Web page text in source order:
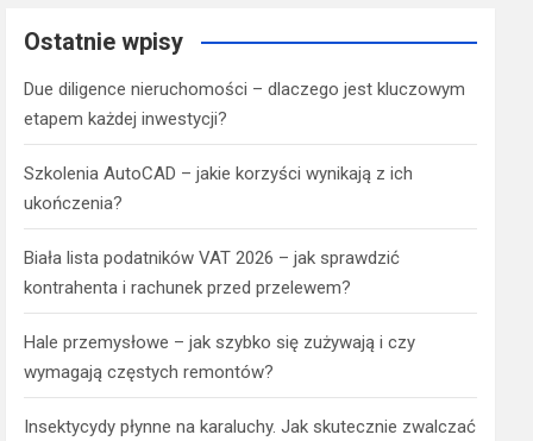
Ostatnie wpisy
Due diligence nieruchomości – dlaczego jest kluczowym
etapem każdej inwestycji?
Szkolenia AutoCAD – jakie korzyści wynikają z ich
ukończenia?
Biała lista podatników VAT 2026 – jak sprawdzić
kontrahenta i rachunek przed przelewem?
Hale przemysłowe – jak szybko się zużywają i czy
wymagają częstych remontów?
Insektycydy płynne na karaluchy. Jak skutecznie zwalczać